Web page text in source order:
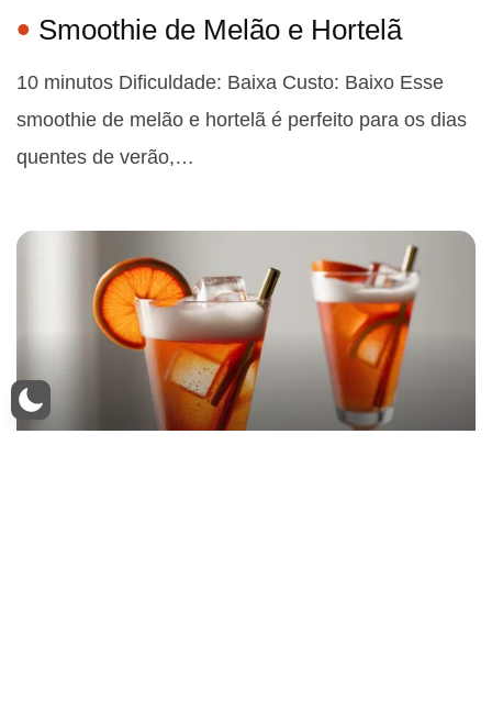
Smoothie de Melão e Hortelã
10 minutos Dificuldade: Baixa Custo: Baixo Esse
smoothie de melão e hortelã é perfeito para os dias
quentes de verão,…